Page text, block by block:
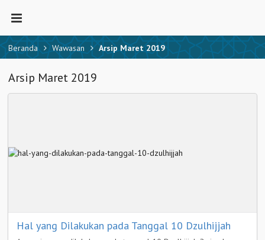
Beranda Wawasan Arsip Maret 2019
Arsip Maret 2019
Hal yang Dilakukan pada Tanggal 10 Dzulhijjah